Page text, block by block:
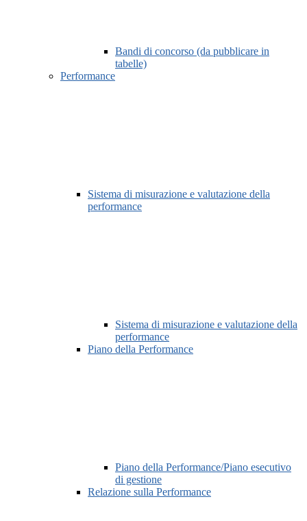
Bandi di concorso (da pubblicare in
tabelle)
Performance
Sistema di misurazione e valutazione della
performance
Sistema di misurazione e valutazione della
performance
Piano della Performance
Piano della Performance/Piano esecutivo
di gestione
Relazione sulla Performance